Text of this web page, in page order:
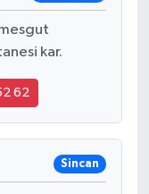
kar.
62
Sincan